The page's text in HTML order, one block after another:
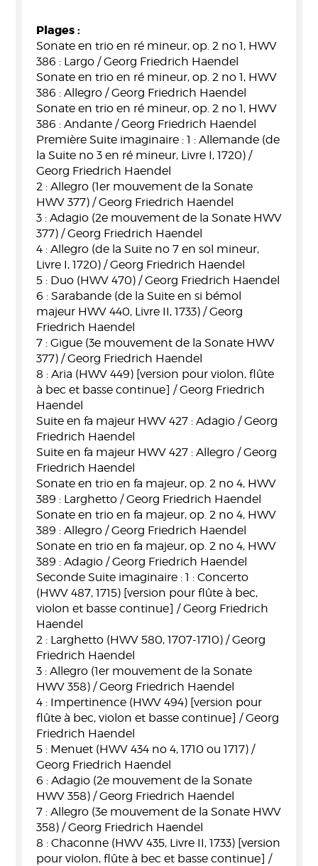
Plages :
Sonate en trio en ré mineur, op. 2 no 1, HWV
386 : Largo / Georg Friedrich Haendel
Sonate en trio en ré mineur, op. 2 no 1, HWV
386 : Allegro / Georg Friedrich Haendel
Sonate en trio en ré mineur, op. 2 no 1, HWV
386 : Andante / Georg Friedrich Haendel
Première Suite imaginaire : 1 : Allemande (de
la Suite no 3 en ré mineur, Livre I, 1720) /
Georg Friedrich Haendel
2 : Allegro (1er mouvement de la Sonate
HWV 377) / Georg Friedrich Haendel
3 : Adagio (2e mouvement de la Sonate HWV
377) / Georg Friedrich Haendel
4 : Allegro (de la Suite no 7 en sol mineur,
Livre I, 1720) / Georg Friedrich Haendel
5 : Duo (HWV 470) / Georg Friedrich Haendel
6 : Sarabande (de la Suite en si bémol
majeur HWV 440, Livre II, 1733) / Georg
Friedrich Haendel
7 : Gigue (3e mouvement de la Sonate HWV
377) / Georg Friedrich Haendel
8 : Aria (HWV 449) [version pour violon, flûte
à bec et basse continue] / Georg Friedrich
Haendel
Suite en fa majeur HWV 427 : Adagio / Georg
Friedrich Haendel
Suite en fa majeur HWV 427 : Allegro / Georg
Friedrich Haendel
Sonate en trio en fa majeur, op. 2 no 4, HWV
389 : Larghetto / Georg Friedrich Haendel
Sonate en trio en fa majeur, op. 2 no 4, HWV
389 : Allegro / Georg Friedrich Haendel
Sonate en trio en fa majeur, op. 2 no 4, HWV
389 : Adagio / Georg Friedrich Haendel
Seconde Suite imaginaire : 1 : Concerto
(HWV 487, 1715) [version pour flûte à bec,
violon et basse continue] / Georg Friedrich
Haendel
2 : Larghetto (HWV 580, 1707-1710) / Georg
Friedrich Haendel
3 : Allegro (1er mouvement de la Sonate
HWV 358) / Georg Friedrich Haendel
4 : Impertinence (HWV 494) [version pour
flûte à bec, violon et basse continue] / Georg
Friedrich Haendel
5 : Menuet (HWV 434 no 4, 1710 ou 1717) /
Georg Friedrich Haendel
6 : Adagio (2e mouvement de la Sonate
HWV 358) / Georg Friedrich Haendel
7 : Allegro (3e mouvement de la Sonate HWV
358) / Georg Friedrich Haendel
8 : Chaconne (HWV 435, Livre II, 1733) [version
pour violon, flûte à bec et basse continue] /